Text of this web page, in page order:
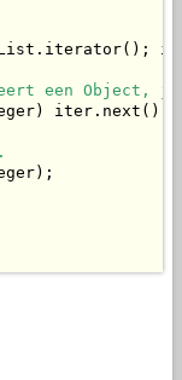
een Object, je
iter.next();